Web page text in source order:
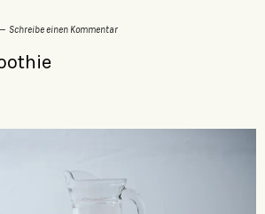
Schreibe einen Kommentar